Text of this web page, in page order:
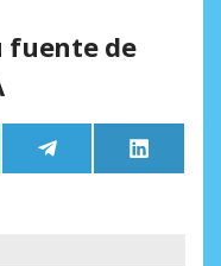
fuente de
Compartir
en
Telegram
en
LinkedIn